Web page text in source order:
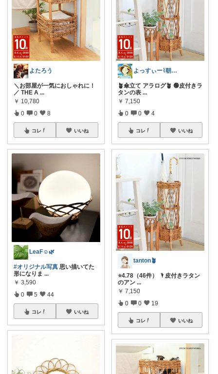
よたろう
＼お部屋が一気におしゃれに！
／ THE A ...
￥ 10,780
0 0 8
コレ いいね
LeaF☺︎🌿
#オリジナル写真 思い描いてた
形になりま ...
￥ 3,590
0 5 44
コレ いいね
よっすぃー⌇朝コレ☀楽しい暮らし😇
🪴傘立て アラログ🪴 🟢皮付きラ
タンの表 ...
￥ 7,150
0 0 4
コレ いいね
tanton🪴
⭐4.78（46件） 🌂皮付きラタン
のアン ...
￥ 7,150
0 0 19
コレ いいね